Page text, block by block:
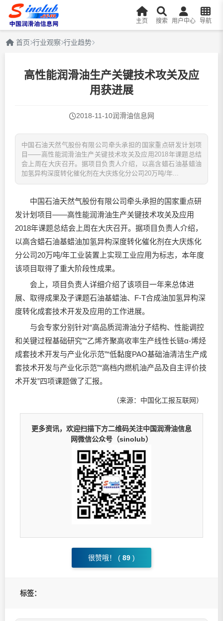
主页 搜索 用户中心 导航
首页 行业观察 行业趋势
高性能润滑油生产关键技术攻关及应
用获进展
2018-11-10润滑油信息网
中国石油天然气股份有限公司牵头承担的国家重点研发计划项
目——高性能润滑油生产关键技术攻关及应用2018年课题总结
会上周在大庆召开。据项目负责人介绍，以高含蜡石油基蜡油
加氢异构深度转化催化剂在大庆炼化分公司20万吨/年...
中国石油天然气股份有限公司牵头承担的国家重点研
发计划项目——高性能润滑油生产关键技术攻关及应用
2018年课题总结会上周在大庆召开。据项目负责人介绍，
以高含蜡石油基蜡油加氢异构深度转化催化剂在大庆炼化
分公司20万吨/年工业装置上实现工业应用为标志，本年度
该项目取得了重大阶段性成果。
会上，项目负责人详细介绍了该项目一年来总体进
展、取得成果及子课题石油基蜡油、F-T合成油加氢异构深
度转化成套技术开发及应用的工作进展。
与会专家分别针对“高品质润滑油分子结构、性能调控
和关键过程基础研究”“乙烯齐聚高收率生产线性长链α-烯烃
成套技术开发与产业化示范”“低黏度PAO基础油清洁生产成
套技术开发与产业化示范”“高档内燃机油产品及自主评价技
术开发”四项课题做了汇报。
（来源：中国化工报互联网）
更多资讯，欢迎扫描下方二维码关注中国润滑油信息
网微信公众号（sinolub）
很赞哦！ ( 89 )
标签：